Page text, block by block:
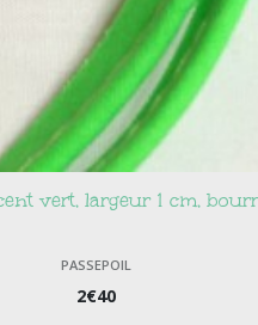
vert, largeur 1 cm,
PASSEPOIL
2€40